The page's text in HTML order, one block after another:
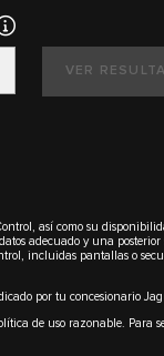
VER
así como su
adecuado y una
incluidas pantallas o
por tu concesionario
de uso razonable. Para